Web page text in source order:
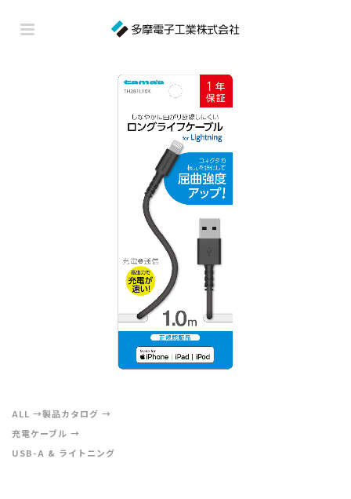
ALL
製品カタログ
充電ケーブル
USB-A & ライトニング